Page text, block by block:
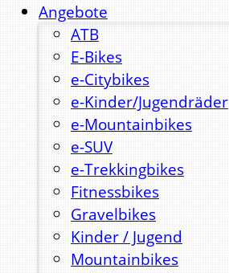
Angebote
ATB
E-Bikes
e-Citybikes
e-Kinder/Jugendräder
e-Mountainbikes
e-SUV
e-Trekkingbikes
Fitnessbikes
Gravelbikes
Kinder / Jugend
Mountainbikes